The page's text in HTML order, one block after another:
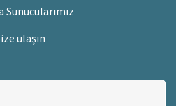
Sunucularımız
ulaşın